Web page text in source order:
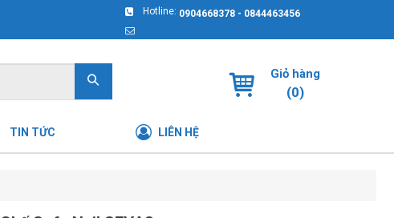
Hotline: 0904668378 - 0844463456
Giỏ hàng
(0)
TIN TỨC LIÊN HỆ